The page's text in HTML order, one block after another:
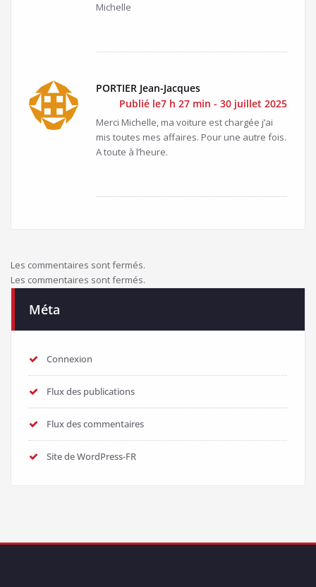
Michelle
PORTIER Jean-Jacques
Publié le7 h 27 min - 30 juillet 2025
Merci Michelle, ma voiture est chargée j’ai
mis toutes mes affaires. Pour une autre fois.
A toute à l’heure.
Les commentaires sont fermés.
Les commentaires sont fermés.
Méta
Connexion
Flux des publications
Flux des commentaires
Site de WordPress-FR